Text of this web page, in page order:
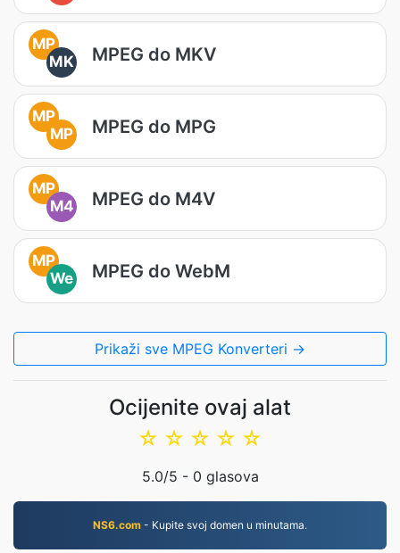
MP
MK
MPEG do MKV
MP
MP
MPEG do MPG
MP
M4
MPEG do M4V
MP
We
MPEG do WebM
Prikaži sve MPEG Konverteri →
Ocijenite ovaj alat
☆
☆
☆
☆
☆
5.0/5 - 0 glasova
NS6.com - Kupite svoj domen u minutama.